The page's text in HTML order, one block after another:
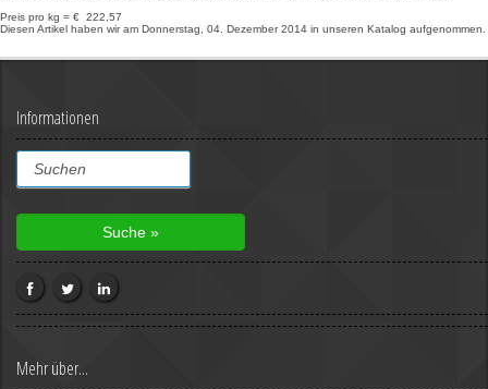
Preis pro kg = € 222,57
Diesen Artikel haben wir am Donnerstag, 04. Dezember 2014 in unseren Katalog aufgenommen.
Informationen
Mehr über...